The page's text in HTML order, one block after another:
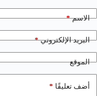
الاسم*
البريد الإلكتروني*
الموقع
أضف تعليقًا *